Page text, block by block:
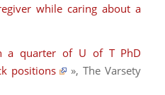
while caring about a
a quarter of U of T PhD
positions
»,The Varsety